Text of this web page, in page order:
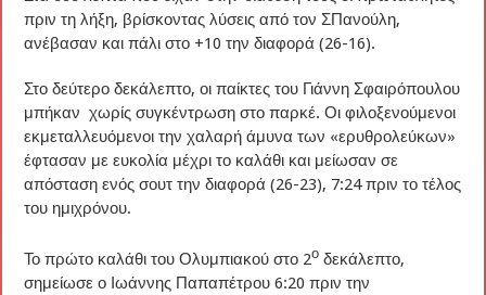
πριν τη λήξη, βρίσκοντας λύσεις από τον ΣΠανούλη,
ανέβασαν και πάλι στο +10 την διαφορά (26-16).
Στο δεύτερο δεκάλεπτο, οι παίκτες του Γιάννη Σφαιρόπουλου
μπήκαν χωρίς συγκέντρωση στο παρκέ. Οι φιλοξενούμενοι
εκμεταλλευόμενοι την χαλαρή άμυνα των «ερυθρολεύκων»
έφτασαν με ευκολία μέχρι το καλάθι και μείωσαν σε
απόσταση ενός σουτ την διαφορά (26-23), 7:24 πριν το τέλος
του ημιχρόνου.
Το πρώτο καλάθι του Ολυμπιακού στο 2ο δεκάλεπτο,
σημείωσε ο Ιωάννης Παπαπέτρου 6:20 πριν την